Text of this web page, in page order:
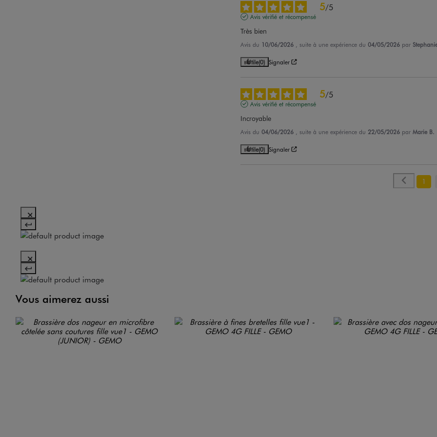
5/5
Avis vérifié et récompensé
Très bien
Avis du 10/06/2026 , suite à une expérience du 04/05/2026 par
Utile(0) Signaler
5/5
Avis vérifié et récompensé
Incroyable
Avis du 04/06/2026 , suite à une expérience du 22/05/2026 par Marie B.
Utile(0) Signaler
1
Vous aimerez aussi